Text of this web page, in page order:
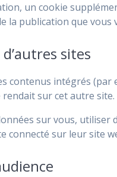
un cookie
la publication que
sites
contenus intégrés
rendait sur cet autre site.
sur vous,
connecté sur leur site